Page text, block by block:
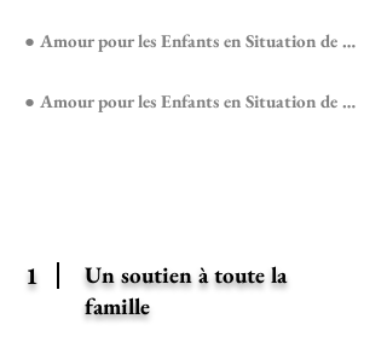
● Amour pour les Enfants en Situation de Handicap – Agioi Anargyroi
● Amour pour les Enfants en Situation de Handicap – Nea Filadelfia
1
Un soutien à toute la
famille